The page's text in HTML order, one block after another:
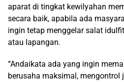
aparat di tingkat kewilyahan
secara baik, apabila ada
ingin tetap menggelar salat
atau lapangan.
“Andaikata ada yang ingin
berusaha maksimal, mengontrol